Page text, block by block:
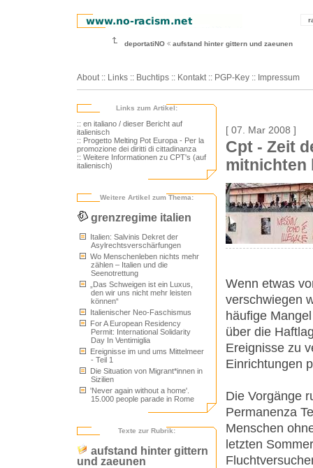
deportatiNO aufstand hinter gittern und zaeunen
About :: Links :: Buchtips :: Kontakt :: PGP-Key :: Impressum
Links zum Artikel:
:: en italiano / dieser Bericht auf
italienisch
:: Progetto Melting Pot Europa - Per la
promozione dei diritti di cittadinanza
:: Weitere Informationen zu CPT's (auf
italienisch)
Weitere Artikel zum Thema:
grenzregime italien
Italien: Salvinis Dekret der
Asylrechtsverschärfungen
Wo Menschenleben nichts mehr
zählen – Italien und die
Seenotrettung
„Das Schweigen ist ein Luxus,
den wir uns nicht mehr leisten
können“
Italienischer Neo-Faschismus
For A European Residency
Permit: International Solidarity
Day In Ventimiglia
Ereignisse im und ums Mittelmeer
- Teil 1
Die Situation von Migrant*innen in
Sizilien
'Never again without a home'.
15.000 people parade in Rome
Texte zur Rubrik:
aufstand hinter gittern
und zaeunen
[ 07. Mar 2008 ]
Cpt - Zeit
mitnichten
Wenn etwas
verschwiegen
häufige
über die
Ereignisse zu
Einrichtungen
Die Vorgänge
Permanenza
Menschen
letzten